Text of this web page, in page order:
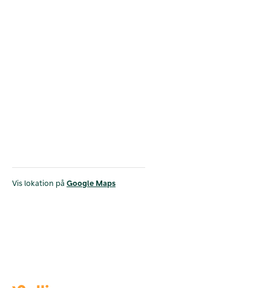
Vis lokation på Google Maps